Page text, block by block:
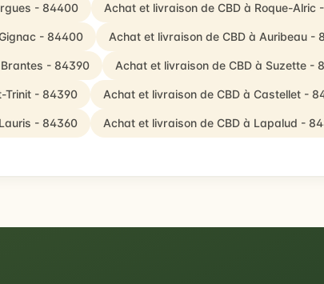
- 84400 Achat et livraison de CBD à Roque-Alric
- 84400 Achat et livraison de CBD à Auribeau -
- 84390 Achat et livraison de CBD à Suzette -
Trinit - 84390 Achat et livraison de CBD à Castellet -
- 84360 Achat et livraison de CBD à Lapalud -